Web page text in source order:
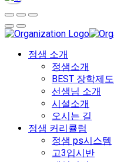
정샘 소개
정샘소개
BEST 장학제도
선생님 소개
시설소개
오시는 길
정샘 커리큘럼
정샘 ps시스템
고3입시반